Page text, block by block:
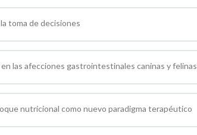
toma de decisiones
las afecciones gastrointestinales caninas y felinas
nutricional como nuevo paradigma terapéutico